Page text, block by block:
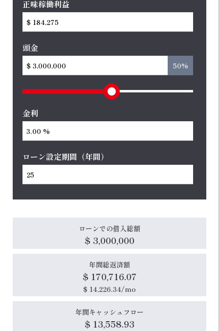
正味稼働利益
頭金
50%
金利
ローン設定期間（年間）
ローンでの借入総額
$ 3,000,000
年間総返済額
$ 170,716.07
$ 14,226.34/mo
年間キャッシュフロー
$ 13,558.93